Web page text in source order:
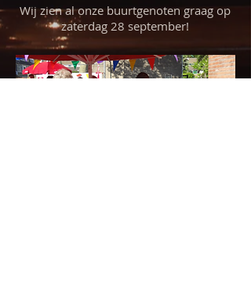
Wij zien al onze buurtgenoten graag op
zaterdag 28 september!